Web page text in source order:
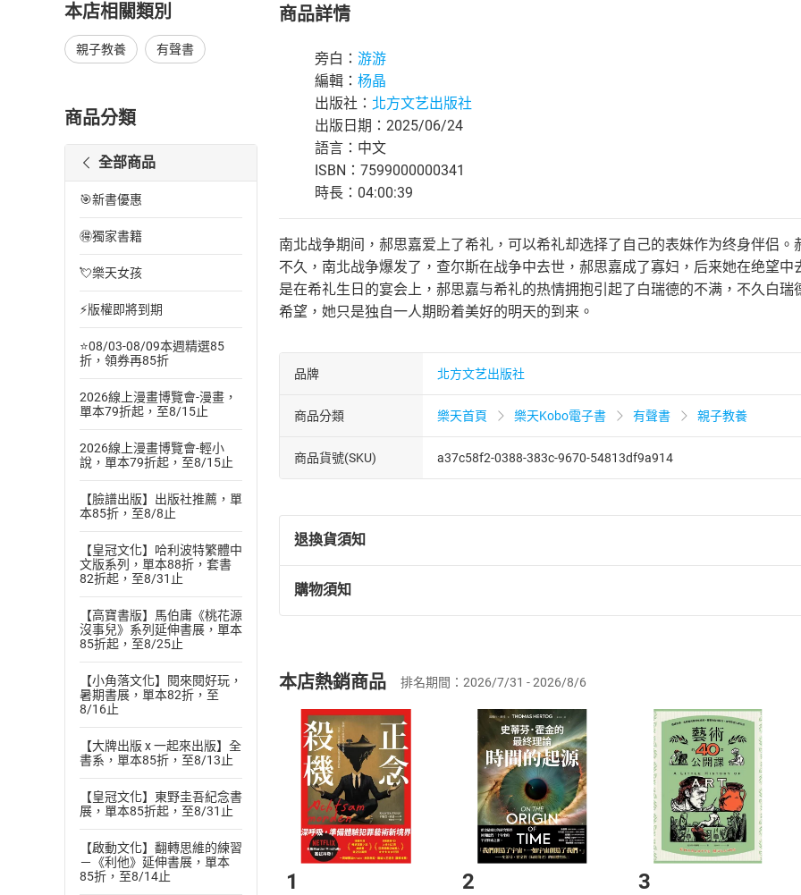
本店相關類別
親子教養 有聲書
商品分類
全部商品
🎯新書優惠
🉐獨家書籍
💘樂天女孩
⚡版權即將到期
⭐08/03-08/09本週精選85
折，領券再85折
2026線上漫畫博覽會-漫畫，
單本79折起，至8/15止
2026線上漫畫博覽會-輕小
說，單本79折起，至8/15止
【臉譜出版】出版社推薦，單
本85折，至8/8止
【皇冠文化】哈利波特繁體中
文版系列，單本88折，套書
82折起，至8/31止
【高寶書版】馬伯庸《桃花源
沒事兒》系列延伸書展，單本
85折起，至8/25止
【小角落文化】閱來閱好玩，
暑期書展，單本82折，至
8/16止
【大牌出版 x 一起來出版】全
書系，單本85折，至8/13止
【皇冠文化】東野圭吾紀念書
展，單本85折起，至8/31止
【啟動文化】翻轉思維的練習
－《利他》延伸書展，單本
85折，至8/14止
商品詳情
旁白： 游游
編輯： 杨晶
出版社： 北方文艺出版社
出版日期：2025/06/24
語言：中文
ISBN：7599000000341
時長：04:00:39
南北战争期间，郝思嘉爱上了希礼，可以希礼却选择了自己的表妹作为终身伴侣
不久，南北战争爆发了，查尔斯在战争中去世，郝思嘉成了寡妇，后来她在绝望
是在希礼生日的宴会上，郝思嘉与希礼的热情拥抱引起了白瑞德的不满，不久白
希望，她只是独自一人期盼着美好的明天的到来。
品牌 北方文艺出版社
商品分類 樂天首頁 樂天Kobo電子書 有聲書 親子教養
商品貨號(SKU) a37c58f2-0388-383c-9670-54813df9a914
退換貨須知
退換貨規定：
(一)依消費者保護法第19條第1項後段暨通訊交易解除權合理例外情事適用
(二)消費者訂購本店鋪之商品即代表知悉本店鋪所銷售之商品為電子書，
且已下載/存取電子書，不得請求退貨退款。
退貨方式：您欲取消訂單或辦理退貨時，請登入樂天市場，並於「我的訂單
貨」，本店鋪將依您的申請進行審核，待審核通過後將為您辦理退款事宜。
請注意，樂天市場須以整筆訂單為單位進行取消/退貨，恕無法以單支商品取
購物須知
挑選商品
Choose
放入購物車
Shopping cart
登入帳號
Login
購書後，如何開始使用？
Step1.選擇閱讀載具 Step2.登入
本店熱銷商品 排名期間：2026/7/31 - 2026/8/6
1 2 3